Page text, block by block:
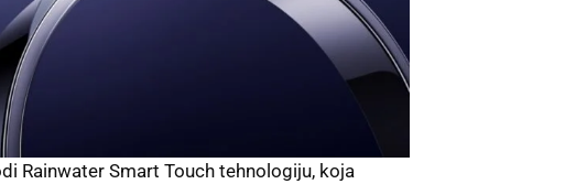
Rainwater Smart Touch tehnologiju, koja